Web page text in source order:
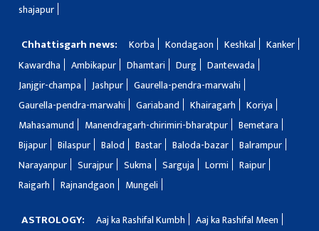
shajapur
Chhattisgarh news: Korba Kondagaon Keshkal
Kanker
Kawardha
Ambikapur Dhamtari Durg
Dantewada
Janjgir-champa
Jashpur
Gaurella-pendra-marwahi
Gaurella-pendra-marwahi
Gariaband Khairagarh
Koriya
Mahasamund
Manendragarh-chirimiri-bharatpur
Bemetara
Bijapur
Bilaspur Balod Bastar Baloda-bazar
Balrampur
Narayanpur
Surajpur Sukma Sarguja Lormi
Raipur
Raigarh
Rajnandgaon Mungeli
ASTROLOGY: Aaj ka Rashifal Kumbh
Aaj ka Rashifal Meen